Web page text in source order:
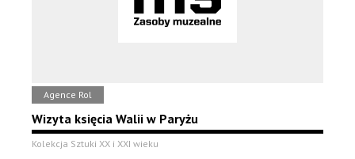
Agence Rol
Wizyta księcia Walii w Paryżu
Kolekcja Sztuki XX i XXI wieku